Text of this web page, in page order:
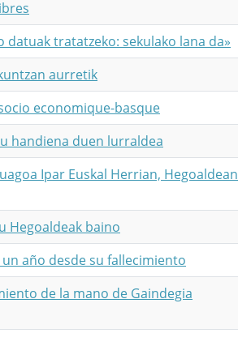
datuak tratatzeko: sekulako lana da»
aurretik
economique-basque
handiena duen lurraldea
Ipar Euskal Herrian, Hegoaldean
Hegoaldeak baino
año desde su fallecimiento
de la mano de Gaindegia